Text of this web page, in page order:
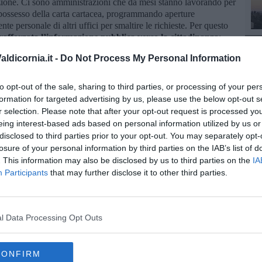
- Do Not Process My Personal Information
opt-out of the sale, sharing to third parties, or processing of your
for targeted advertising by us, please use the below opt-out
selection. Please note that after your opt-out request is processed
interest-based ads based on personal information utilized by us
to third parties prior to your opt-out. You may separately
of your personal information by third parties on the IAB’s list of
This information may also be disclosed by us to third parties on the
Participants that may further disclose it to other third parties.
Data Processing Opt Outs
della carta cartacea, programmando aperture
personale di altri uffici per smaltire le richieste. Per questo
l’informazione pubblica verso la cittadinanza:
per tempo al rinnovo per evitare che centinaia di persone si
Allo stesso tempo serve uno sforzo organizzativo ulteriore,
ampie, anche dedicate ai soli residenti, e modalità che
scaricare responsabilità sui dipendenti comunali, che stanno
insufficienti".
il prezzo di una cattiva programmazione nazionale e di una
volta i cittadini".
iscriviti alla
nella tua casella di posta.